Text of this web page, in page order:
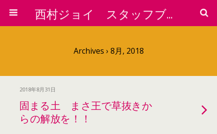
西村ジョイ スタッフブログ
Archives › 8月, 2018
2018年8月31日
固まる土 まさ王で草抜きか
らの解放を！！